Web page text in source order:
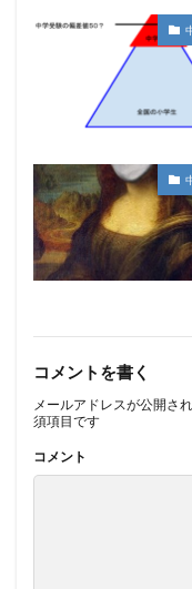
コメントを書く
メールアドレスが公開さ
須項目です
コメント